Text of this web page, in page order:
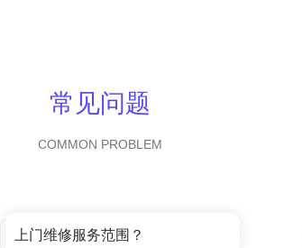
常见问题
COMMON PROBLEM
上门维修服务范围？